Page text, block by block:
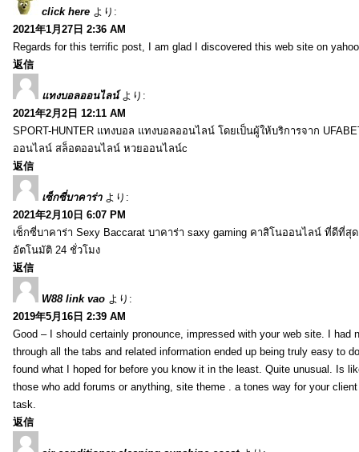
click here より:
2021年1月27日 2:36 AM
Regards for this terrific post, I am glad I discovered this web site on
返信
แทงบอลออนไลน์ より:
2021年2月2日 12:11 AM
SPORT-HUNTER แทงบอล แทงบอลออนไลน์ โดยเป็นผู้ให้บริการจาก
ออนไลน์ สล็อตออนไลน์ หวยออนไลน์c
返信
เซ็กซี่บาคาร่า より:
2021年2月10日 6:07 PM
เซ็กซี่บาคาร่า Sexy Baccarat บาคาร่า saxy gaming คาสิโนออนไลน์ ที่ดีที่สุ
อัตโนมัติ 24 ชั่วโมง
返信
W88 link vao より:
2019年5月16日 2:39 AM
Good – I should certainly pronounce, impressed with your web site. I had
through all the tabs and related information ended up being truly easy to
found what I hoped for before you know it in the least. Quite unusual. Is
those who add forums or anything, site theme . a tones way for your
task.
返信